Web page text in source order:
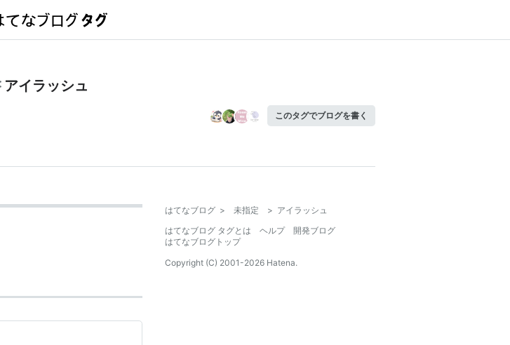
アイラッシュ
このタグでブログを書く
はてなブログ > 未指定 > アイラッシュ
はてなブログ タグとは
ヘルプ
開発ブログ
はてなブログトップ
Copyright (C) 2001-2026 Hatena.